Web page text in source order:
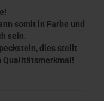
somit in Farbe und
sein.
dies stellt
Qualitätsmerkmal!